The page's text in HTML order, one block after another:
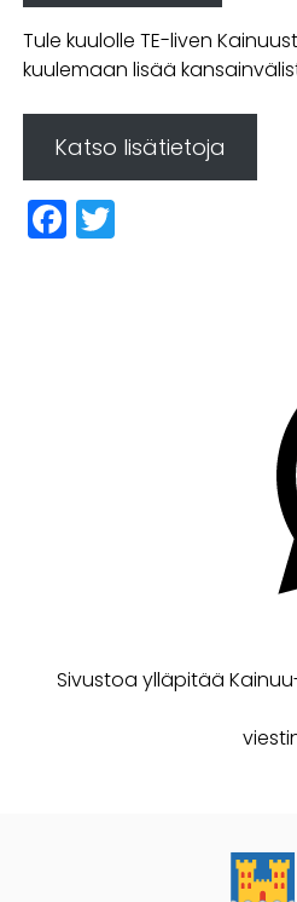
Tule kuulolle TE-liven
kuulemaan lisää
Katso lisätietoja
Facebook
Sivustoa ylläpitää